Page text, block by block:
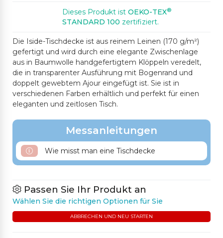
Dieses Produkt ist OEKO-TEX®
STANDARD 100 zertifiziert.
Die Iside-Tischdecke ist aus reinem Leinen (170 g/m²)
gefertigt und wird durch eine elegante Zwischenlage
aus in Baumwolle handgefertigtem Klöppeln veredelt,
die in transparenter Ausführung mit Bogenrand und
doppelt gewebtem Ajour eingefügt ist. Sie ist in
verschiedenen Farben erhältlich und perfekt für einen
eleganten und zeitlosen Tisch.
Messanleitungen
Wie misst man eine Tischdecke
Passen Sie Ihr Produkt an
Wählen Sie die richtigen Optionen für Sie
ABBRECHEN UND NEU STARTEN